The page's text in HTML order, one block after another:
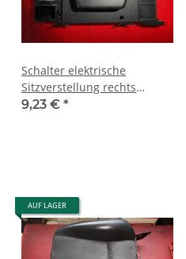
Schalter elektrische
Sitzverstellung rechts
Mercedes W163 1638201910
9,23 € *
AUF LAGER